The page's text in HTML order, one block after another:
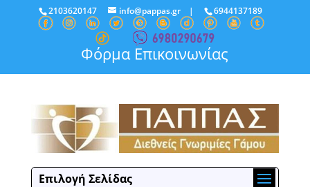
2103620147 info@pappas.gr| 6944137189
Φόρμα Επικοινωνίας
Επιλογή Σελίδας